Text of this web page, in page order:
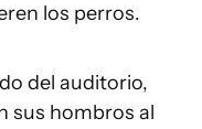
los perros.
del auditorio,
sus hombros al